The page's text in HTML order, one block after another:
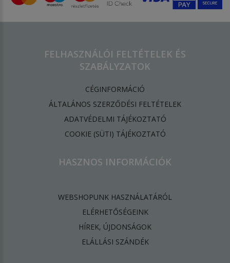
FELHASZNÁLÓI FELTÉTELEK ÉS
SZABÁLYZATOK
CÉGINFORMÁCIÓ
ÁLTALÁNOS SZERZŐDÉSI FELTÉTELEK
ADATVÉDELMI TÁJÉKOZTATÓ
​COOKIE (SÜTI) TÁJÉKOZTATÓ
HASZNOS INFORMÁCIÓK
WEBSHOPUNK HASZNÁLATÁRÓL
ELÉRHETŐSÉGEINK
HÍREK, ÚJDONSÁGOK
ELÁLLÁSI SZÁNDÉK